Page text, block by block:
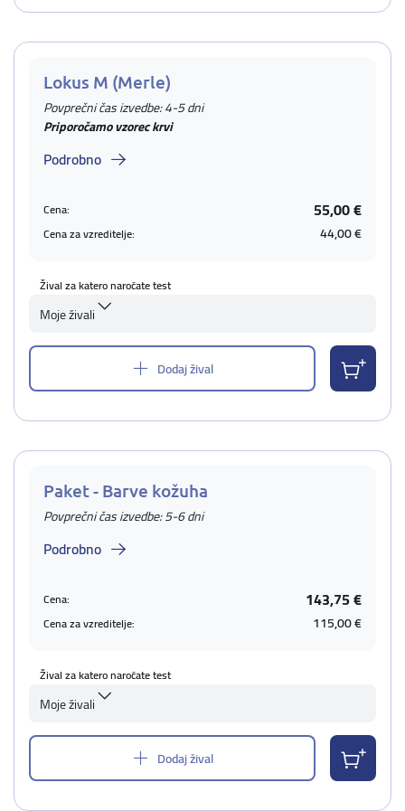
Lokus M (Merle)
Povprečni čas izvedbe: 4-5 dni
Priporočamo vzorec krvi
Podrobno
Cena: 55,00 €
Cena za vzreditelje: 44,00 €
Žival za katero naročate test
Moje živali
Dodaj žival
Paket - Barve kožuha
Povprečni čas izvedbe: 5-6 dni
Podrobno
Cena: 143,75 €
Cena za vzreditelje: 115,00 €
Žival za katero naročate test
Moje živali
Dodaj žival